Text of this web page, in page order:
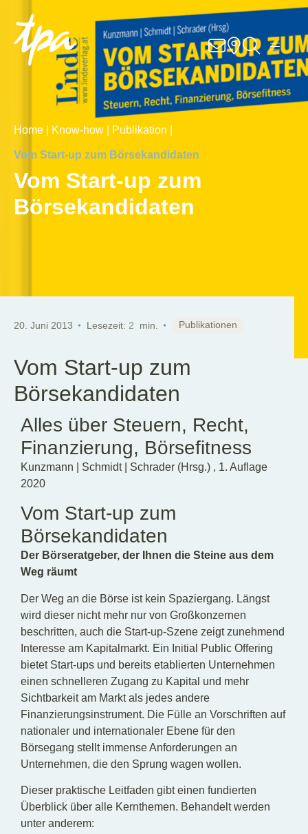
Knowhow
Services
Branchen
Über Uns
Karriere
Home | Know-how | Publikation |
Vom Start-up zum Börsekandidaten
Vom Start-up zum
Börsekandidaten
20. Juni 2013 Lesezeit: 2 min. Publikationen
Vom Start-up zum
Börsekandidaten
Alles über Steuern, Recht,
Finanzierung, Börsefitness
Kunzmann | Schmidt | Schrader (Hrsg.) , 1. Auflage
2020
Vom Start-up zum
Börsekandidaten
Der Börseratgeber, der Ihnen die Steine aus dem
Weg räumt
Der Weg an die Börse ist kein Spaziergang. Längst
wird dieser nicht mehr nur von Großkonzernen
beschritten, auch die Start-up-Szene zeigt zunehmend
Interesse am Kapitalmarkt. Ein Initial Public Offering
bietet Start-ups und bereits etablierten Unternehmen
einen schnelleren Zugang zu Kapital und mehr
Sichtbarkeit am Markt als jedes andere
Finanzierungsinstrument. Die Fülle an Vorschriften auf
nationaler und internationaler Ebene für den
Börsegang stellt immense Anforderungen an
Unternehmen, die den Sprung wagen wollen.
Dieser praktische Leitfaden gibt einen fundierten
Überblick über alle Kernthemen. Behandelt werden
unter anderem: